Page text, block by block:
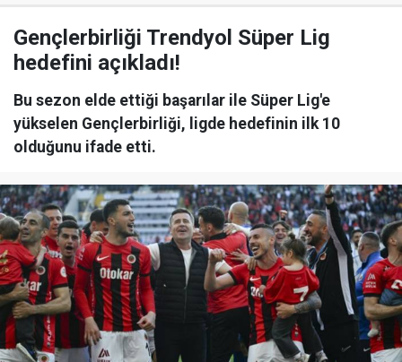
Gençlerbirliği Trendyol Süper Lig
hedefini açıkladı!
Bu sezon elde ettiği başarılar ile Süper Lig'e
yükselen Gençlerbirliği, ligde hedefinin ilk 10
olduğunu ifade etti.